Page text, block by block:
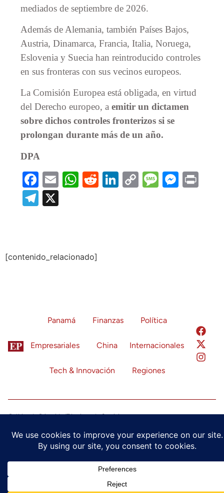
mediados de septiembre de 2026.
Además de Alemania, también Países Bajos,
Austria, Dinamarca, Francia, Italia, Noruega,
Eslovenia y Suecia han reintroducido controles
en sus fronteras con sus vecinos europeos.
La Comisión Europea está obligada, en virtud
del Derecho europeo, a emitir un dictamen
sobre dichos controles fronterizos si se
prolongan durante más de un año.
DPA
Facebook
EmailWhatsApp
RedditLinkedIn
CopyMessage
Telegram
[contenido_relacionado]
Panamá Finanzas Política
Empresariales China Internacionales
Tech & Innovación Regiones
Política de PrivacidadTérminos de Servicio
© 2024 Economía Panamá. Todos los derechos reservados.